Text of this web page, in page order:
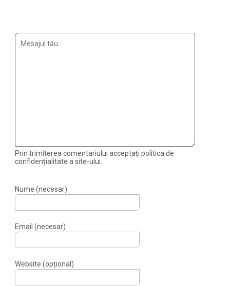
Prin trimiterea comentariului acceptați politica de
confidențialitate a site-ului.
Nume (necesar)
Email (necesar)
Website (opțional)